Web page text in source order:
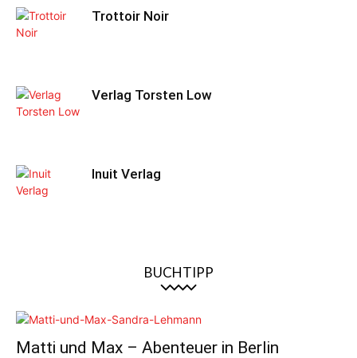
Trottoir Noir
Verlag Torsten Low
Inuit Verlag
BUCHTIPP
Matti und Max – Abenteuer in Berlin